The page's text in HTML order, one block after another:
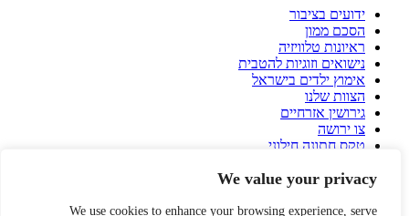
We value your privacy
We use cookies to enhance your browsing experience, serve
ידועים בציבור
הסכם ממון
ראיונות טלוויזיה
נישואים וזוגיות להטבית
אימוץ ילדים בישראל
הצוות שלנו
גירושין אזרחיים
צו ירושה
טקס חתונה חילוני
פונדקאות בישראל
הורות גאה